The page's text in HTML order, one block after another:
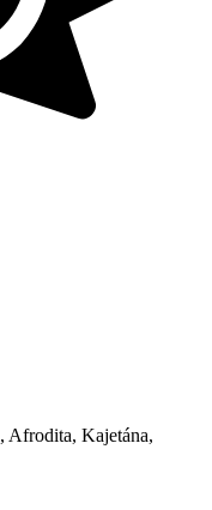
Afrodita, Kajetána,